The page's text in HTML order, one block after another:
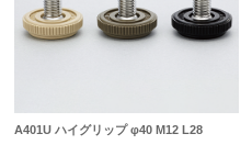
A401U ハイグリップ φ40 M12 L28